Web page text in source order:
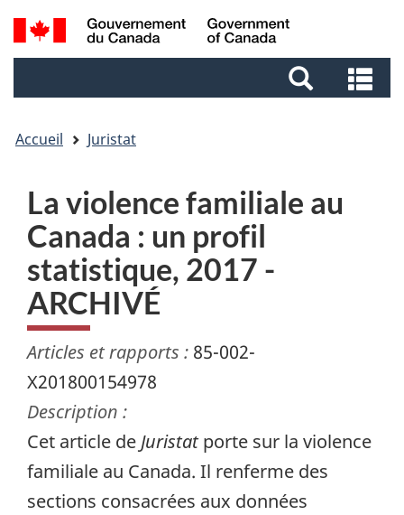
Aller
au
Aller
au
Passer
à
Recherche
et
et
Accueil Juristat
La violence familiale au
Canada : un profil
statistique, 2017 -
ARCHIVÉ
Articles et rapports : 85-002-
X201800154978
Description :
Cet article de Juristatporte sur la violence
familiale au Canada. Il renferme des
sections consacrées aux données